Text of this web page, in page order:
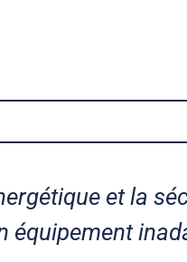
et la
équipement